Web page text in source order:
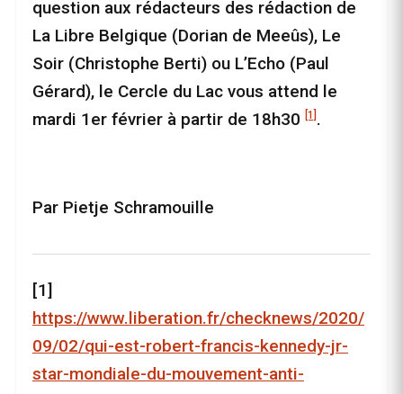
question aux rédacteurs des rédaction de
La Libre Belgique (Dorian de Meeûs), Le
Soir (Christophe Berti) ou L’Echo (Paul
Gérard), le Cercle du Lac vous attend le
mardi 1er février à partir de 18h30 [1] .
Par Pietje Schramouille
[1]
https://www.liberation.fr/checknews/2020/
09/02/qui-est-robert-francis-kennedy-jr-
star-mondiale-du-mouvement-anti-